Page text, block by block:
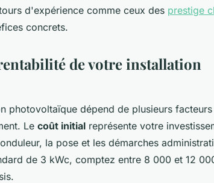
d'expérience comme ceux des prestige
concrets.
de votre installation
photovoltaïque dépend de plusieurs
Le coût initial représente votre
la pose et les démarches
de 3 kWc, comptez entre 8 000 et 12